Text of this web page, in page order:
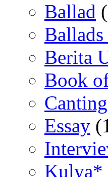
Ballad
Berita
Book
Canting
Essay
Kulya*